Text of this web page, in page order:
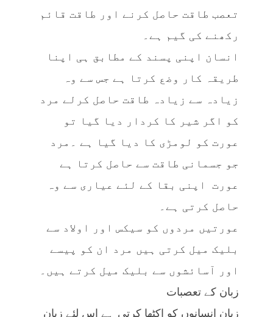
تعصب طاقت حاصل کرنے اور طاقت قائم
رکھنے کی گیم ہے۔
انسان اپنی پسند کے مطابق ہی اپنا
طریقہ کار وضع کرتا ہے جس سے وہ
زیادہ سے زیادہ طاقت حاصل کرلے مرد
کو اگر شیر کا کردار دیا گیا تو
عورت کو لومڑی کا دیا گیا ہے ۔مرد
جو جسمانی طاقت سے حاصل کرتا ہے
عورت اپنی بقا کے لئے عیاری سے وہ
حاصل کرتی ہے۔
عورتیں مردوں کو سیکس اور اولاد سے
بلیک میل کرتی ہیں مرد ان کو پیسے
اور آسائشوں سے بلیک میل کرتے ہیں۔
زبان کے تعصبات
زبان انسانوں کو اکٹھا کرتی ہے اس لئے زبان